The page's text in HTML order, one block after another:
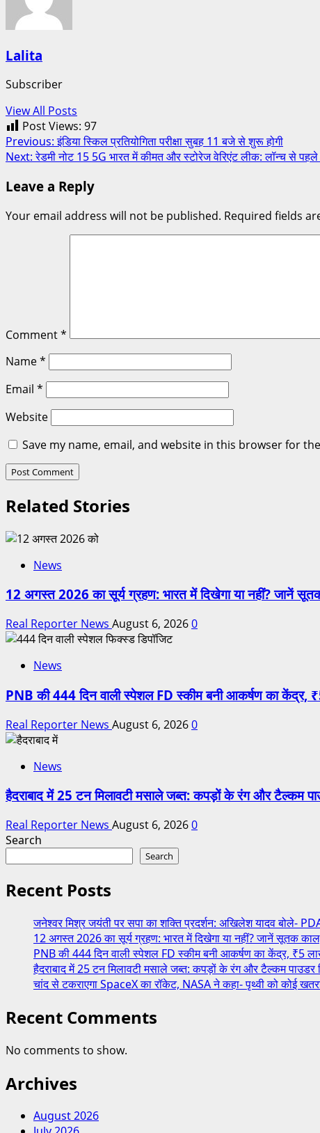
Lalita
Subscriber
View All Posts
Post Views: 97
Post
navigation
Previous:इंडिया स्किल प्रतियोगिता परीक्षा सुबह 11 बजे से शुरू होगी
Next:रेडमी नोट 15 5G भारत में कीमत और स्टोरेज वेरिएंट लीक: लॉन्च से
Leave a Reply
Your email address will not be published. Required fields
Comment*
Name*
Email *
Website
Save my name, email, and website in this browser for
Related Stories
News
12 अगस्त 2026 का सूर्य ग्रहण: भारत में दिखेगा या नहीं? जानें
Real Reporter News August 6, 20260
News
PNB की 444 दिन वाली स्पेशल FD स्कीम बनी आकर्षण का केंद्र,
Real Reporter News August 6, 20260
News
हैदराबाद में 25 टन मिलावटी मसाले जब्त: कपड़ों के रंग और टैल्कम
Real Reporter News August 6, 20260
Search
Search
Recent Posts
जनेश्वर मिश्र जयंती पर सपा का शक्ति प्रदर्शन: अखिलेश यादव बोले- PDA
12 अगस्त 2026 का सूर्य ग्रहण: भारत में दिखेगा या नहीं? जानें सूतक
PNB की 444 दिन वाली स्पेशल FD स्कीम बनी आकर्षण का केंद्र, ₹5 लाख
हैदराबाद में 25 टन मिलावटी मसाले जब्त: कपड़ों के रंग और टैल्कम पाउडर
चांद से टकराएगा SpaceX का रॉकेट, NASA ने कहा- पृथ्वी को कोई खतरा
Recent Comments
No comments to show.
Archives
August 2026